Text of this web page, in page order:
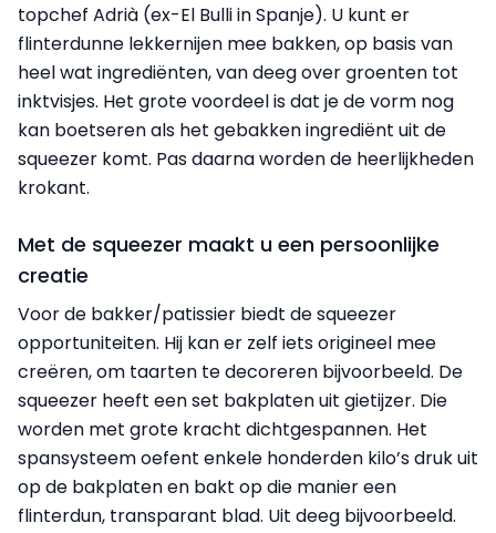
topchef Adrià (ex-El Bulli in Spanje). U kunt er
flinterdunne lekkernijen mee bakken, op basis van
heel wat ingrediënten, van deeg over groenten tot
inktvisjes. Het grote voordeel is dat je de vorm nog
kan boetseren als het gebakken ingrediënt uit de
squeezer komt. Pas daarna worden de heerlijkheden
krokant.
Met de squeezer maakt u een persoonlijke
creatie
Voor de bakker/patissier biedt de squeezer
opportuniteiten. Hij kan er zelf iets origineel mee
creëren, om taarten te decoreren bijvoorbeeld. De
squeezer heeft een set bakplaten uit gietijzer. Die
worden met grote kracht dichtgespannen. Het
spansysteem oefent enkele honderden kilo’s druk uit
op de bakplaten en bakt op die manier een
flinterdun, transparant blad. Uit deeg bijvoorbeeld.